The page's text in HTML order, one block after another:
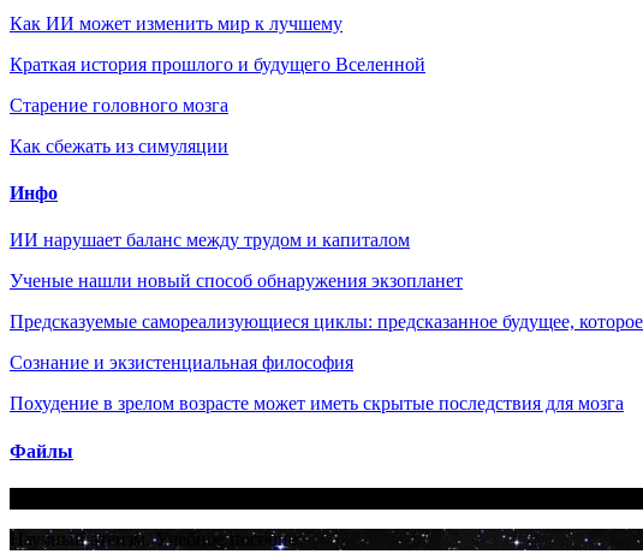
Как ИИ может изменить мир к лучшему
Краткая история прошлого и будущего Вселенной
Старение головного мозга
Как сбежать из симуляции
Инфо
ИИ нарушает баланс между трудом и капиталом
Ученые нашли новый способ обнаружения экзопланет
Предсказуемые самореализующиеся циклы: предсказанное будущее,
Сознание и экзистенциальная философия
Похудение в зрелом возрасте может иметь скрытые последствия для мозга
Файлы
Научный атеизм. Учебное пособие